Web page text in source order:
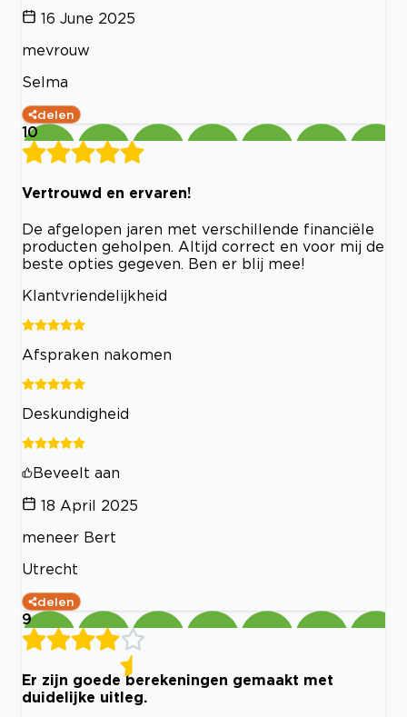
16 June 2025
mevrouw
Selma
delen
10
Vertrouwd en ervaren!
De afgelopen jaren met verschillende financiële
producten geholpen. Altijd correct en voor mij de
beste opties gegeven. Ben er blij mee!
Klantvriendelijkheid
Afspraken nakomen
Deskundigheid
Beveelt aan
18 April 2025
meneer Bert
Utrecht
delen
9
Er zijn goede berekeningen gemaakt met
duidelijke uitleg.